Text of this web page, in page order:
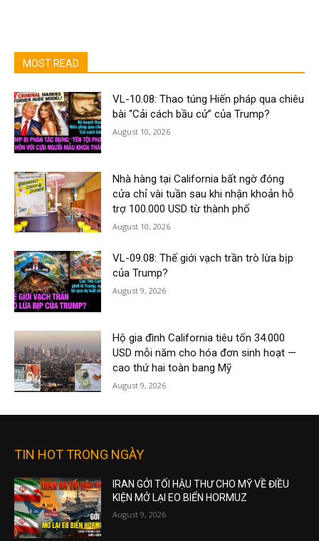
MOST READ
VL-10.08: Thao túng Hiến pháp qua chiêu
bài “Cải cách bầu cử” của Trump?
August 10, 2026
Nhà hàng tại California bất ngờ đóng
cửa chỉ vài tuần sau khi nhận khoản hỗ
trợ 100.000 USD từ thành phố
August 10, 2026
VL-09.08: Thế giới vạch trần trò lừa bịp
của Trump?
August 9, 2026
Hộ gia đình California tiêu tốn 34.000
USD mỗi năm cho hóa đơn sinh hoạt —
cao thứ hai toàn bang Mỹ
August 9, 2026
TIN HOT TRONG NGÀY
IRAN GỞI TỐI HẬU THƯ CHO MỸ VỀ ĐIỀU
KIỆN MỞ LẠI EO BIỂN HORMUZ
August 9, 2026